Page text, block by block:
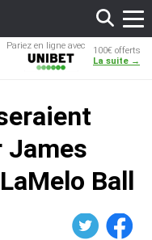
déjà une
Dwane Casey
bientôt coach
Pariez en ligne avec
100€ offerts
La suite →
James
Ball
Facebook